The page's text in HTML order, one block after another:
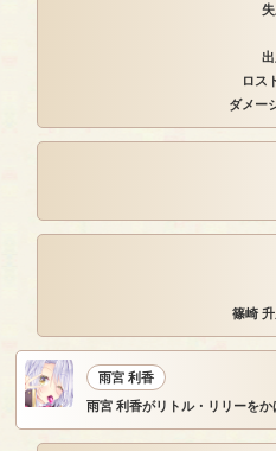
ロス
ダメー
篠崎
雨宮 利香
雨宮 利香がリトル・リリーをか